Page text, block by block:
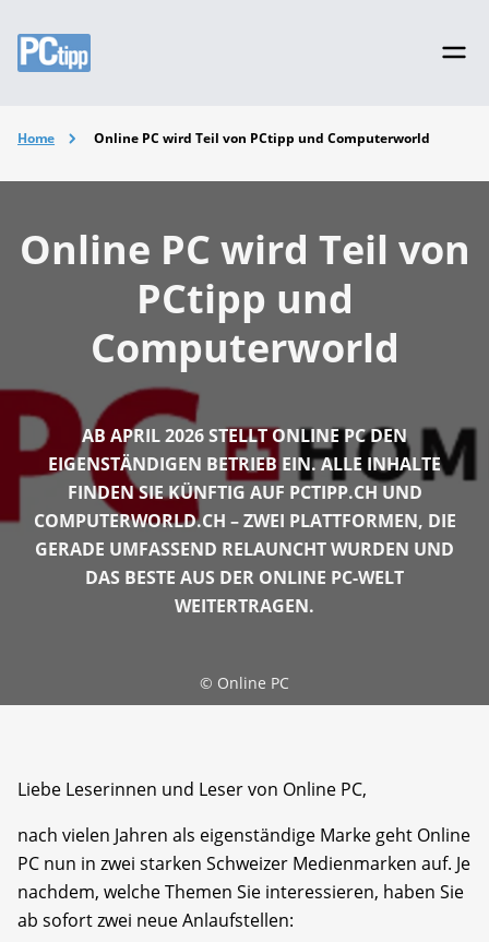
Home Online PC wird Teil von PCtipp und Computerworld
Online PC wird Teil von
PCtipp und
Computerworld
AB APRIL 2026 STELLT ONLINE PC DEN
EIGENSTÄNDIGEN BETRIEB EIN. ALLE INHALTE
FINDEN SIE KÜNFTIG AUF PCTIPP.CH UND
COMPUTERWORLD.CH – ZWEI PLATTFORMEN, DIE
GERADE UMFASSEND RELAUNCHT WURDEN UND
DAS BESTE AUS DER ONLINE PC-WELT
WEITERTRAGEN.
© Online PC
Liebe Leserinnen und Leser von Online PC,
nach vielen Jahren als eigenständige Marke geht Online
PC nun in zwei starken Schweizer Medienmarken auf. Je
nachdem, welche Themen Sie interessieren, haben Sie
ab sofort zwei neue Anlaufstellen: